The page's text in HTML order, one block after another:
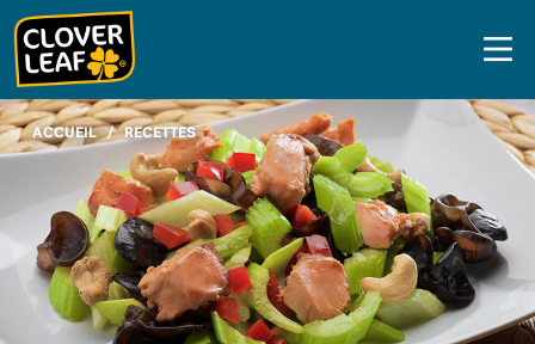
Skip
to
content
ACCUEIL/RECETTES